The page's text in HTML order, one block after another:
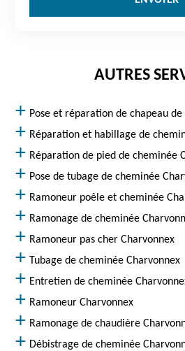
AUTRES
Pose et réparation de chapeau
Réparation et habillage de
Réparation de pied de cheminée
Pose de tubage de cheminée
Ramoneur poêle et cheminée
Ramonage de cheminée
Ramoneur pas cher Charvonnex
Tubage de cheminée Charvonnex
Entretien de cheminée
Ramoneur Charvonnex
Ramonage de chaudière
Débistrage de cheminée